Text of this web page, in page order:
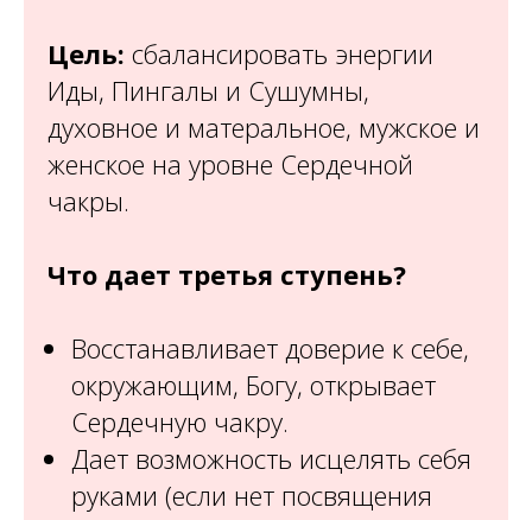
Цель: сбалансировать энергии
Иды, Пингалы и Сушумны,
духовное и матеральное, мужское и
женское на уровне Сердечной
чакры.
Что дает третья ступень?
Восстанавливает доверие к себе,
окружающим, Богу, открывает
Сердечную чакру.
Дает возможность исцелять себя
руками (если нет посвящения